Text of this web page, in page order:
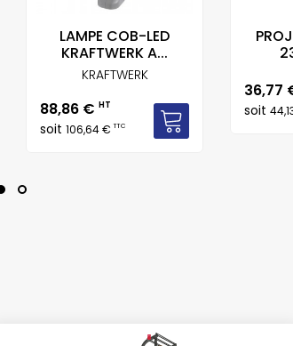
LAMPE COB-LED
KRAFTWERK A...
KRAFTWERK
Prix
88,86 € HT
soit 106,64 €TTC
Prix
36,77
soit